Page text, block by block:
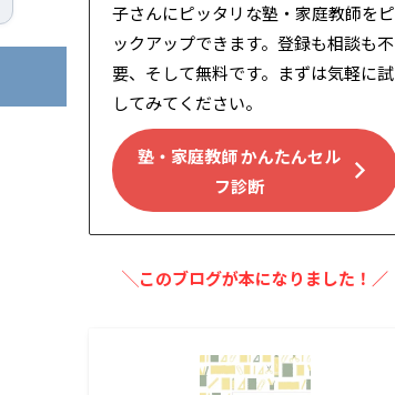
子さんにピッタリな塾・家庭教師をピ
ックアップできます。登録も相談も不
要、そして無料です。まずは気軽に試
してみてください。
塾・家庭教師 かんたんセル
フ診断
╲このブログが本になりました！／